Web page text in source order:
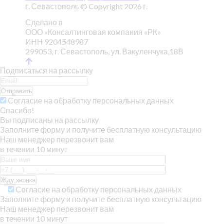
г. Севастополь © Copyright 2026 г.
Сделано в
ООО «Консалтинговая компания «РК»
ИНН 9204548987
299053, г. Севастополь, ул. Вакуленчука,18В
Подписаться на рассылку
Отправить
Согласие на обработку персональных данных
Спасибо!
Вы подписаны на рассылку
Заполните форму и получите бесплатную консультацию
Наш менеджер перезвонит вам
в течении 10 минут
Согласие на обработку персональных данных
Заполните форму и получите бесплатную консультацию
Наш менеджер перезвонит вам
в течении 10 минут